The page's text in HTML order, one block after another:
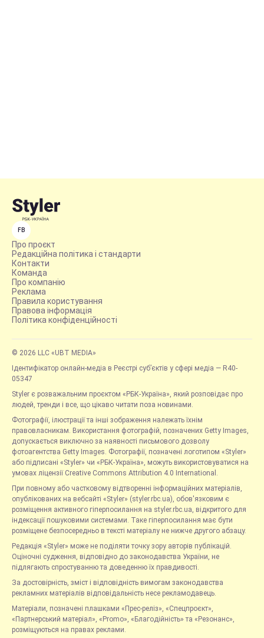
FB
Про проєкт
Редакційна політика і стандарти
Контакти
Команда
Про компанію
Реклама
Правила користування
Правова інформація
Політика конфіденційності
© 2026 LLC «UBT MEDIA»
Ідентифікатор онлайн-медіа в Реєстрі суб’єктів у сфері медіа — R40-
05347
Styler є розважальним проєктом «РБК-Україна», який розповідає про
людей, тренди і все, що цікаво читати поза новинами.
Фотографії, ілюстрації та інші зображення належать їхнім
правовласникам. Використання фотографій, позначених Getty Images,
допускається виключно за наявності письмового дозволу
фотоагентства Getty Images. Фотографії, позначені логотипом «Styler»
або підписані «Styler» чи «РБК-Україна», можуть використовуватися на
умовах ліцензії Creative Commons Attribution 4.0 International.
При повному або частковому відтворенні інформаційних матеріалів,
опублікованих на вебсайті «Styler» (styler.rbc.ua), обов'язковим є
розміщення активного гіперпосилання на styler.rbc.ua, відкритого для
індексації пошуковими системами. Таке гіперпосилання має бути
розміщене безпосередньо в тексті матеріалу не нижче другого абзацу.
Редакція «Styler» може не поділяти точку зору авторів публікацій.
Оціночні судження, відповідно до законодавства України, не
підлягають спростуванню та доведенню їх правдивості.
За достовірність, зміст і відповідність вимогам законодавства
рекламних матеріалів відповідальність несе рекламодавець.
Матеріали, позначені плашками «Прес-реліз», «Спецпроєкт»,
«Партнерський матеріал», «Promo», «Благодійність» та «Резонанс»,
розміщуються на правах реклами.